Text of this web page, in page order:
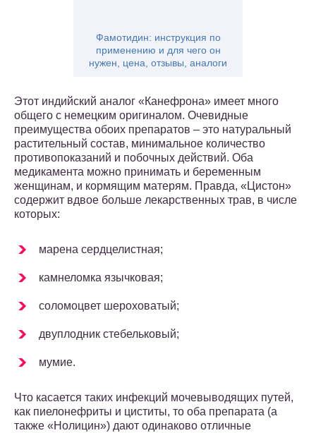
Фамотидин: инструкция по
применению и для чего он
нужен, цена, отзывы, аналоги
Этот индийский аналог «Канефрона» имеет много
общего с немецким оригиналом. Очевидные
преимущества обоих препаратов – это натуральный
растительный состав, минимальное количество
противопоказаний и побочных действий. Оба
медикамента можно принимать и беременным
женщинам, и кормящим матерям. Правда, «Цистон»
содержит вдвое больше лекарственных трав, в числе
которых:
марена сердцелистная;
камнеломка язычковая;
соломоцвет шероховатый;
двуплодник стебельковый;
мумие.
Что касается таких инфекций мочевыводящих путей,
как пиелонефриты и циститы, то оба препарата (а
также «Нолицин») дают одинаково отличные